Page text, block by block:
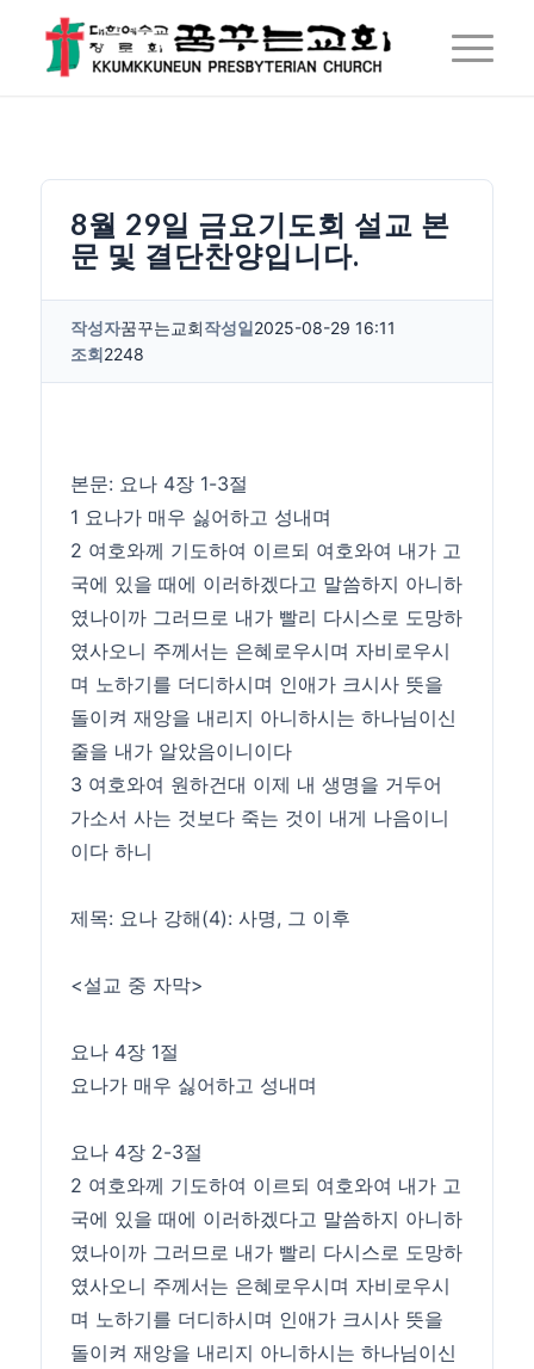
8월 29일 금요기도회 설교 본
문 및 결단찬양입니다.
작성자꿈꾸는교회작성일2025-08-29 16:11
조회2248
본문: 요나 4장 1-3절
1 요나가 매우 싫어하고 성내며
2 여호와께 기도하여 이르되 여호와여 내가 고
국에 있을 때에 이러하겠다고 말씀하지 아니하
였나이까 그러므로 내가 빨리 다시스로 도망하
였사오니 주께서는 은혜로우시며 자비로우시
며 노하기를 더디하시며 인애가 크시사 뜻을
돌이켜 재앙을 내리지 아니하시는 하나님이신
줄을 내가 알았음이니이다
3 여호와여 원하건대 이제 내 생명을 거두어
가소서 사는 것보다 죽는 것이 내게 나음이니
이다 하니
제목: 요나 강해(4): 사명, 그 이후
<설교 중 자막>
요나 4장 1절
요나가 매우 싫어하고 성내며
요나 4장 2-3절
2 여호와께 기도하여 이르되 여호와여 내가 고
국에 있을 때에 이러하겠다고 말씀하지 아니하
였나이까 그러므로 내가 빨리 다시스로 도망하
였사오니 주께서는 은혜로우시며 자비로우시
며 노하기를 더디하시며 인애가 크시사 뜻을
돌이켜 재앙을 내리지 아니하시는 하나님이신